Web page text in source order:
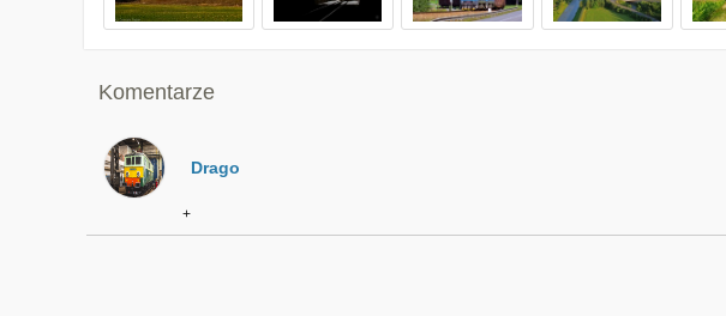
Komentarze
Drago
+